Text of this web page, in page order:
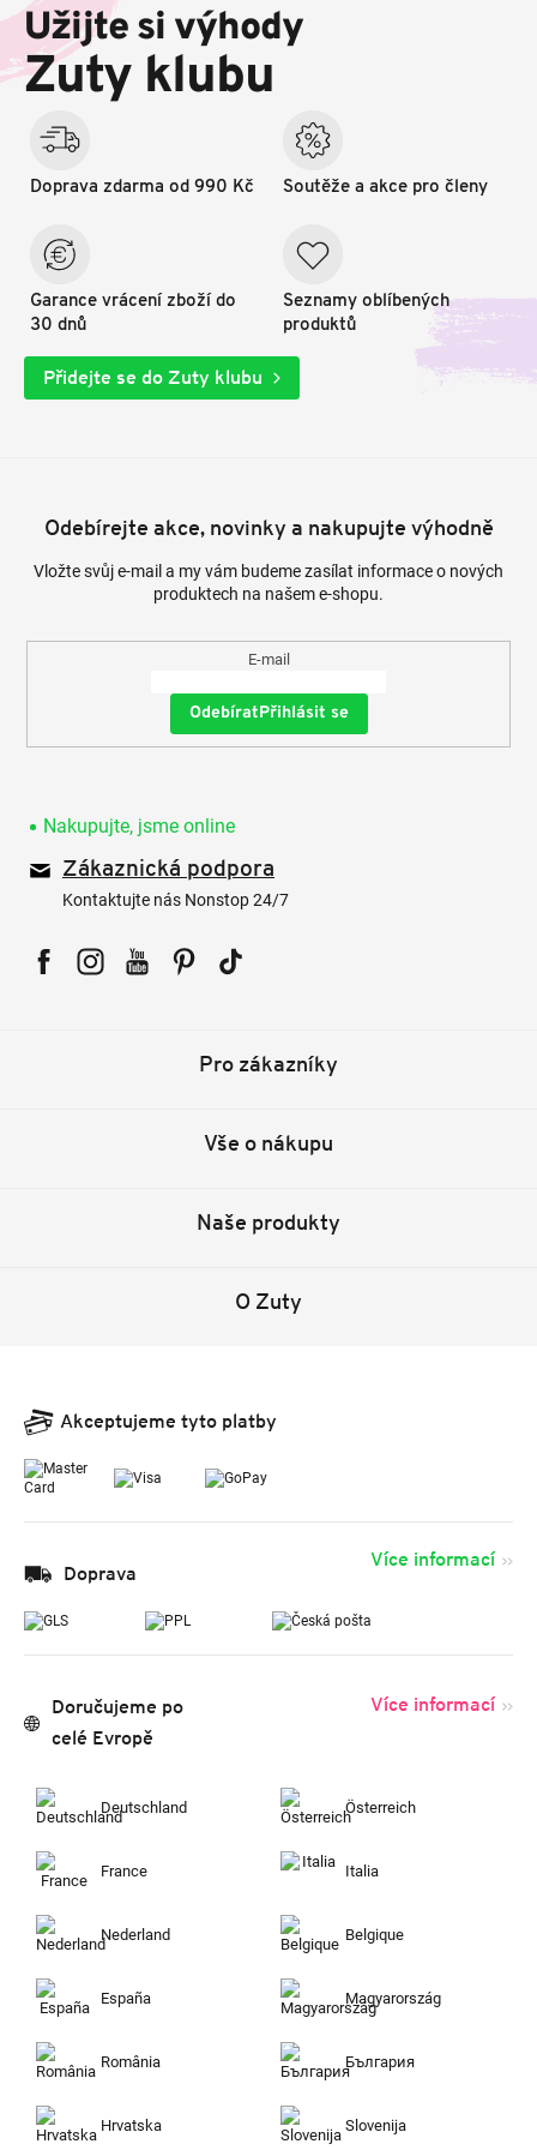
a
í
Užijte si výhody
Zuty klubu
Doprava zdarma od 990 Kč
Garance vrácení zboží do
30 dnů
Soutěže a akce pro členy
Seznamy oblíbených
produktů
Přidejte se do Zuty klubu
Odebírejte akce, novinky a nakupujte výhodně
Vložte svůj e-mail a my vám budeme zasílat informace o nových
produktech na našem e-shopu.
E-mail
Přihlásit se
Nakupujte, jsme online
Zákaznická podpora
Kontaktujte nás Nonstop 24/7
Pro zákazníky
Vše o nákupu
Naše produkty
O Zuty
Akceptujeme tyto platby
Doprava
Více informací
Doručujeme po
celé Evropě
Více informací
Deutschland Österreich
France Italia
Nederland Belgique
España Magyarország
România България
Hrvatska Slovenija